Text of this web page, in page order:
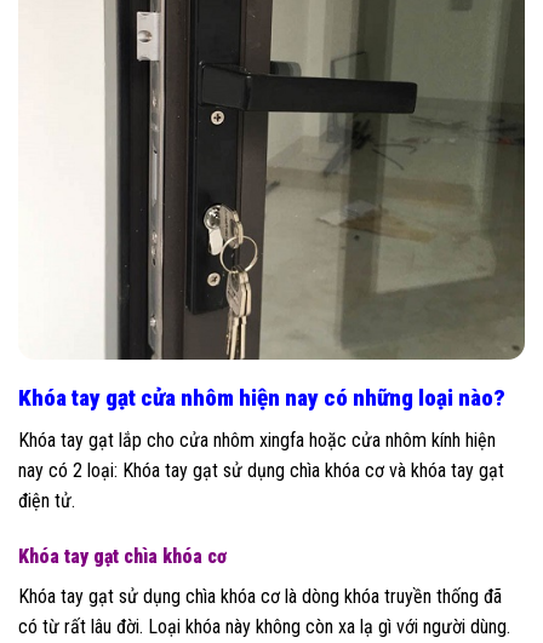
Khóa tay gạt cửa nhôm hiện nay có những loại nào?
Khóa tay gạt lắp cho cửa nhôm xingfa hoặc cửa nhôm kính hiện
nay có 2 loại: Khóa tay gạt sử dụng chìa khóa cơ và khóa tay gạt
điện tử.
Khóa tay gạt chìa khóa cơ
Khóa tay gạt sử dụng chìa khóa cơ là dòng khóa truyền thống đã
có từ rất lâu đời. Loại khóa này không còn xa lạ gì với người dùng.